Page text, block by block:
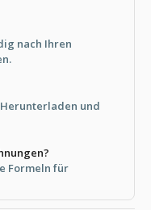
nach Ihren
und
Formeln für